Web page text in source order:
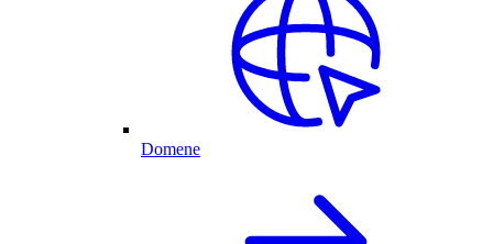
Domene